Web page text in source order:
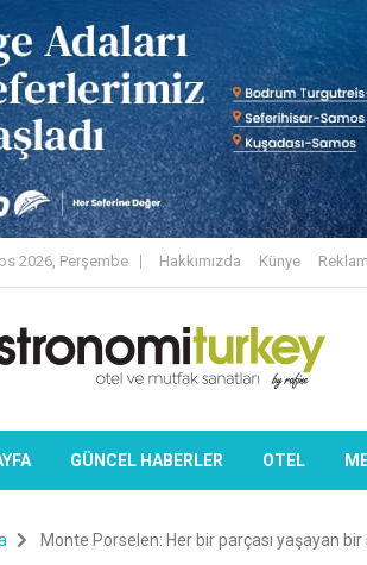
2026, Perşembe Hakkımızda Künye Reklam
GÜNCEL HABERLER OTEL
Monte Porselen: Her bir parçası yaşayan